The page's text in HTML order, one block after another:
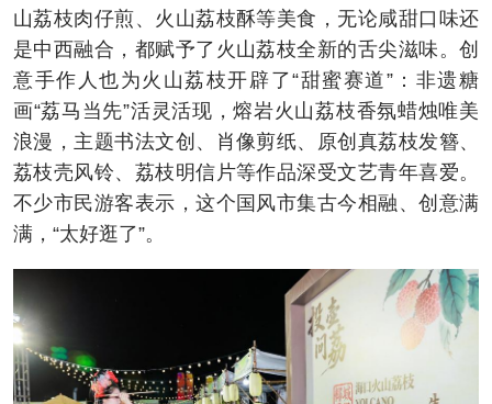
山荔枝肉仔煎、火山荔枝酥等美食，无论咸甜口味还
是中西融合，都赋予了火山荔枝全新的舌尖滋味。创
意手作人也为火山荔枝开辟了“甜蜜赛道”：非遗糖
画“荔马当先”活灵活现，熔岩火山荔枝香氛蜡烛唯美
浪漫，主题书法文创、肖像剪纸、原创真荔枝发簪、
荔枝壳风铃、荔枝明信片等作品深受文艺青年喜爱。
不少市民游客表示，这个国风市集古今相融、创意满
满，“太好逛了”。